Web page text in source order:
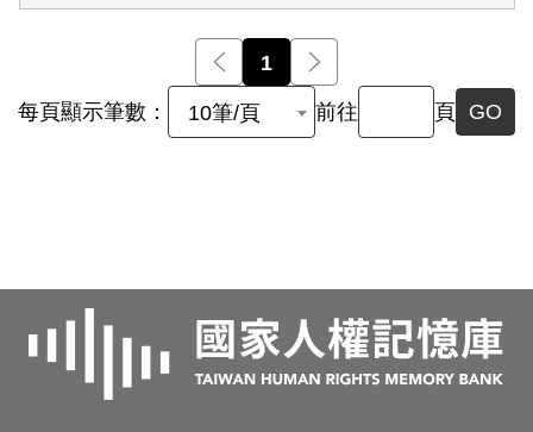
前一頁
1
每頁顯示筆數： 10筆/頁 前往 頁 GO